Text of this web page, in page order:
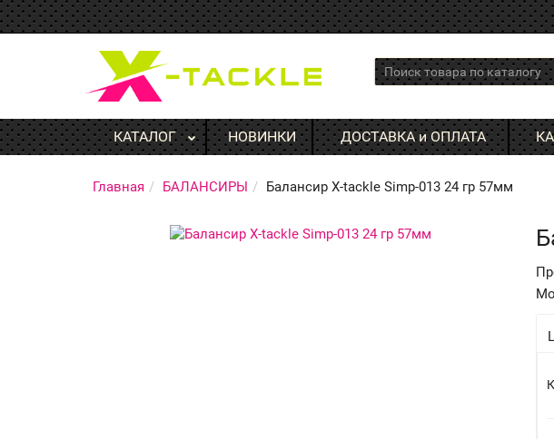
КАТАЛОГ НОВИНКИ ДОСТАВКА и ОПЛАТА
Главная БАЛАНСИРЫ Балансир X-tackle Simp-013 24 гр 57мм